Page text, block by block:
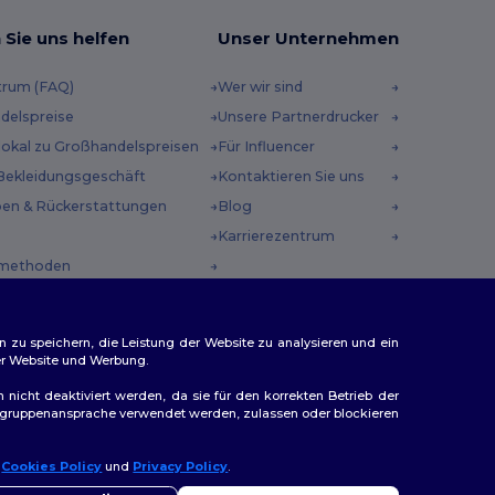
Sie uns helfen
(FAQ)
zu Großhandelspreisen
& Rückerstattungen
Unser Unternehmen
Wer wir sind
Unsere Partnerdrucker
Für Influencer
Kontaktieren Sie uns
Blog
Karrierezentrum
speichern, die Leistung der Website zu analysieren und ein
Website und Werbung.
nicht deaktiviert werden, da sie für den korrekten Betrieb der
verwendet werden, zulassen oder blockieren
Cookies Policy und Privacy Policy.